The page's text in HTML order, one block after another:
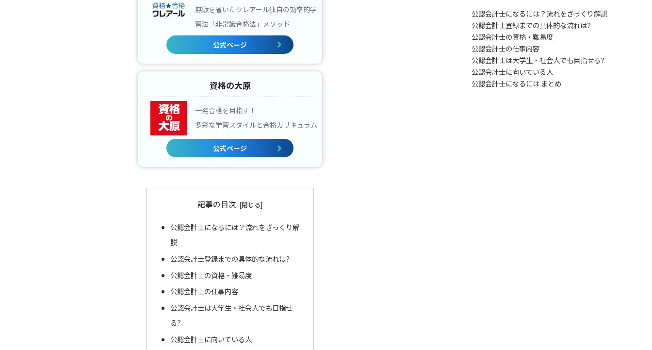
無駄を省いたクレアール独自の効率的学
習法「非常識合格法」メソッド
公式ページ
資格の大原
一発合格を目指す！
多彩な学習スタイルと合格カリキュラム
公式ページ
記事の目次
公認会計士になるには？流れをざっくり解
説
公認会計士登録までの具体的な流れは?
公認会計士の資格・難易度
公認会計士の仕事内容
公認会計士は大学生・社会人でも目指せ
る?
公認会計士に向いている人
公認会計士になるには？流れをざっくり解説
公認会計士登録までの具体的な流れは?
公認会計士の資格・難易度
公認会計士の仕事内容
公認会計士は大学生・社会人でも目指せる?
公認会計士に向いている人
公認会計士になるには まとめ